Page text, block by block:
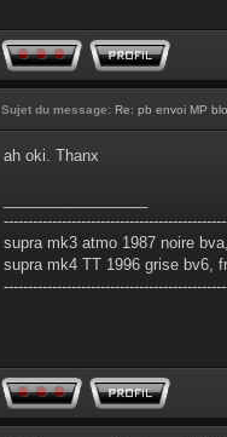
Sujet du message: Re: pb envoi MP
ah oki. Thanx
supra mk3 atmo 1987 noire
supra mk4 TT 1996 grise bv6,